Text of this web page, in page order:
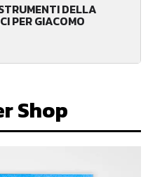
DELLA
PER GIACOMO
Shop